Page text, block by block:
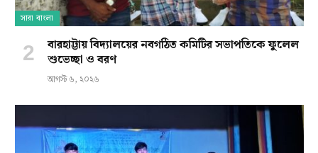
সারা বাংলা
বারহাট্টায় বিদ্যালয়ের নবগঠিত কমিটির সভাপতিকে ফুলেল
শুভেচ্ছা ও বরণ
আগস্ট ৬, ২০২৬